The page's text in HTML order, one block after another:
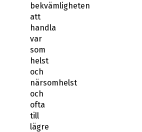
bekvämligheten
att
handla
var
som
helst
och
närsomhelst
och
ofta
till
lägre